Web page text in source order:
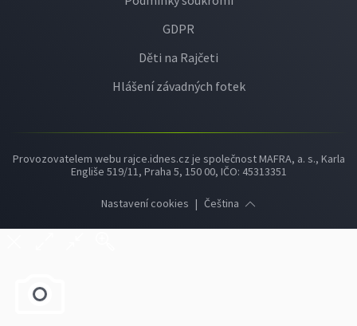
GDPR
Děti na Rajčeti
Hlášení závadných fotek
Provozovatelem webu rajce.idnes.cz je společnost MAFRA, a. s., Karla
Engliše 519/11, Praha 5, 150 00, IČO: 45313351
Nastavení cookies | Čeština